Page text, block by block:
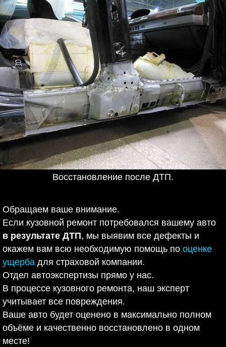
Восстановление после ДТП.
Обращаем ваше внимание.
Если кузовной ремонт потребовался вашему авто
в результате ДТП, мы выявим все дефекты и
окажем вам всю необходимую помощь по оценке
ущерба для страховой компании.
Отдел автоэкспертизы прямо у нас.
В процессе кузовного ремонта, наш эксперт
учитывает все повреждения.
Ваше авто будет оценено в максимально полном
объёме и качественно восстановлено в одном
месте!